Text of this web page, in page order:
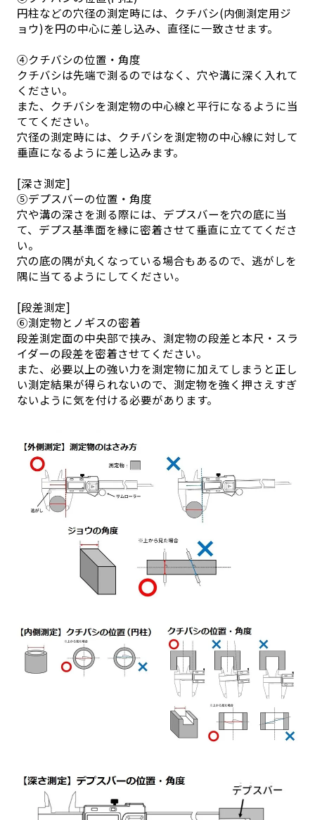
円柱などの穴径の測定時には、クチバシ(内側測定用ジ
ョウ)を円の中心に差し込み、直径に一致させます。
④クチバシの位置・角度
クチバシは先端で測るのではなく、穴や溝に深く入れて
ください。
また、クチバシを測定物の中心線と平行になるように当
ててください。
穴径の測定時には、クチバシを測定物の中心線に対して
垂直になるように差し込みます。
[深さ測定]
⑤デプスバーの位置・角度
穴や溝の深さを測る際には、デプスバーを穴の底に当
て、デプス基準面を縁に密着させて垂直に立ててくださ
い。
穴の底の隅が丸くなっている場合もあるので、逃がしを
隅に当てるようにしてください。
[段差測定]
⑥測定物とノギスの密着
段差測定面の中央部で挟み、測定物の段差と本尺・スラ
イダーの段差を密着させてください。
また、必要以上の強い力を測定物に加えてしまうと正し
い測定結果が得られないので、測定物を強く押さえすぎ
ないように気を付ける必要があります。